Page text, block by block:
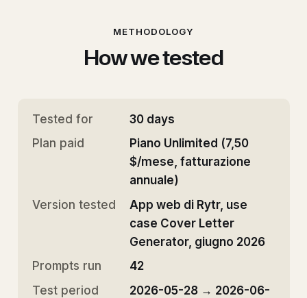
METHODOLOGY
How we tested
Tested for
30 days
Plan paid
Piano Unlimited (7,50
$/mese, fatturazione
annuale)
Version tested
App web di Rytr, use
case Cover Letter
Generator, giugno 2026
Prompts run
42
Test period
2026-05-28 → 2026-06-